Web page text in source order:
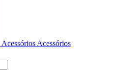
Acessórios Acessórios